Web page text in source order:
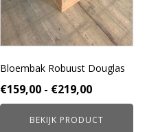
Bloembak Robuust Douglas
€159,00 - €219,00
€159,00
tot
BEKIJK PRODUCT
gekozen
worden
op
productpagina